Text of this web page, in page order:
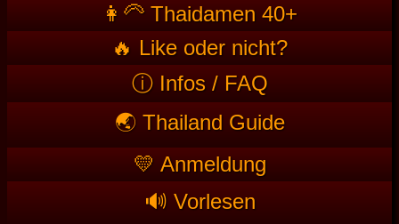
👩‍🦳 Thaidamen 40+
🔥 Like oder nicht?
ⓘ Infos / FAQ
🌏 Thailand Guide
💛 Anmeldung
🔊 Vorlesen